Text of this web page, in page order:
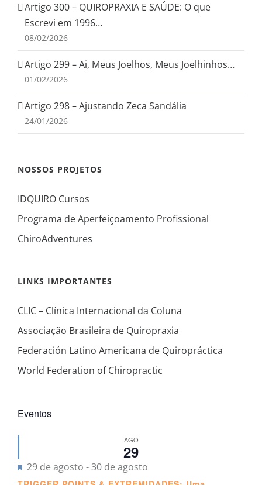
Artigo 300 – QUIROPRAXIA E SAÚDE: O que
Escrevi em 1996…
08/02/2026
Artigo 299 – Ai, Meus Joelhos, Meus Joelhinhos…
01/02/2026
Artigo 298 – Ajustando Zeca Sandália
24/01/2026
NOSSOS PROJETOS
IDQUIRO Cursos
Programa de Aperfeiçoamento Profissional
ChiroAdventures
LINKS IMPORTANTES
CLIC – Clínica Internacional da Coluna
Associação Brasileira de Quiropraxia
Federación Latino Americana de Quiropráctica
World Federation of Chiropractic
Eventos
AGO
29
Destacado
29 de agosto -30 de agosto